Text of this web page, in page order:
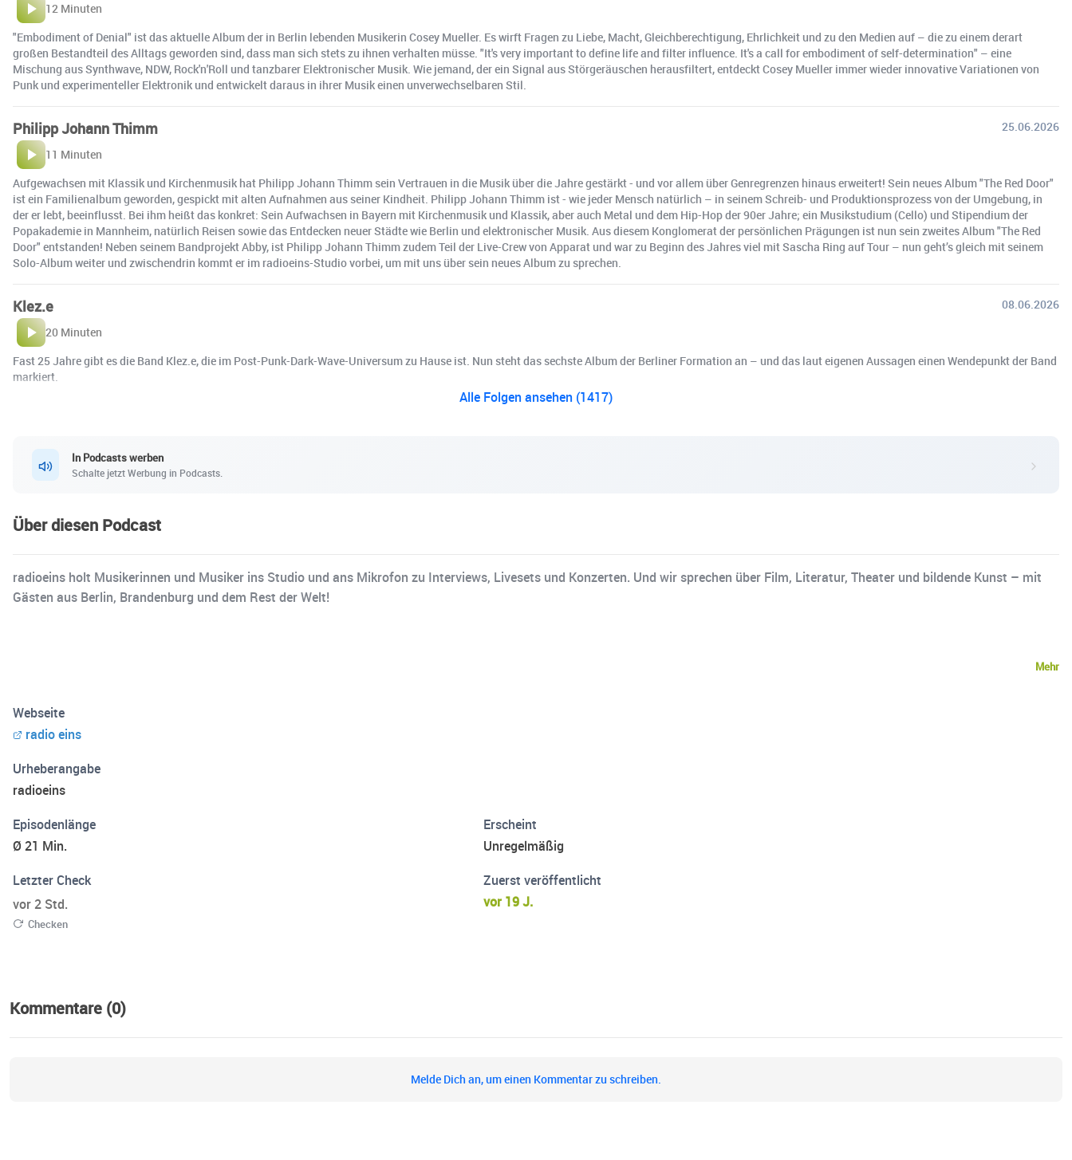
12 Minuten
"Embodiment of Denial" ist das aktuelle Album der in Berlin lebenden Musikerin Cosey Mueller. Es wirft Fragen zu Liebe, Macht, Gleichberechtigung, Ehrlichkeit und zu den Medien auf – die zu einem derart
großen Bestandteil des Alltags geworden sind, dass man sich stets zu ihnen verhalten müsse. "It's very important to define life and filter influence. It's a call for embodiment of self-determination" – eine
Mischung aus Synthwave, NDW, Rock'n'Roll und tanzbarer Elektronischer Musik. Wie jemand, der ein Signal aus Störgeräuschen herausfiltert, entdeckt Cosey Mueller immer wieder innovative Variationen von
Punk und experimenteller Elektronik und entwickelt daraus in ihrer Musik einen unverwechselbaren Stil.
Philipp Johann Thimm
25.06.2026
11 Minuten
Aufgewachsen mit Klassik und Kirchenmusik hat Philipp Johann Thimm sein Vertrauen in die Musik über die Jahre gestärkt - und vor allem über Genregrenzen hinaus erweitert! Sein neues Album "The Red Door"
ist ein Familienalbum geworden, gespickt mit alten Aufnahmen aus seiner Kindheit. Philipp Johann Thimm ist - wie jeder Mensch natürlich – in seinem Schreib- und Produktionsprozess von der Umgebung, in
der er lebt, beeinflusst. Bei ihm heißt das konkret: Sein Aufwachsen in Bayern mit Kirchenmusik und Klassik, aber auch Metal und dem Hip-Hop der 90er Jahre; ein Musikstudium (Cello) und Stipendium der
Popakademie in Mannheim, natürlich Reisen sowie das Entdecken neuer Städte wie Berlin und elektronischer Musik. Aus diesem Konglomerat der persönlichen Prägungen ist nun sein zweites Album "The Red
Door" entstanden! Neben seinem Bandprojekt Abby, ist Philipp Johann Thimm zudem Teil der Live-Crew von Apparat und war zu Beginn des Jahres viel mit Sascha Ring auf Tour – nun geht’s gleich mit seinem
Solo-Album weiter und zwischendrin kommt er im radioeins-Studio vorbei, um mit uns über sein neues Album zu sprechen.
Klez.e
08.06.2026
20 Minuten
Fast 25 Jahre gibt es die Band Klez.e, die im Post-Punk-Dark-Wave-Universum zu Hause ist. Nun steht das sechste Album der Berliner Formation an – und das laut eigenen Aussagen einen Wendepunkt der Band
markiert.
Alle Folgen ansehen (1417)
In Podcasts werben
Schalte jetzt Werbung in Podcasts.
Über diesen Podcast
radioeins holt Musikerinnen und Musiker ins Studio und ans Mikrofon zu Interviews, Livesets und Konzerten. Und wir sprechen über Film, Literatur, Theater und bildende Kunst – mit
Gästen aus Berlin, Brandenburg und dem Rest der Welt!
Mehr
Webseite
radio eins
Urheberangabe
radioeins
Episodenlänge
Ø 21 Min.
Erscheint
Unregelmäßig
Letzter Check
vor 2 Std.
Checken
Zuerst veröffentlicht
vor 19 J.
Kommentare (0)
Melde Dich an, um einen Kommentar zu schreiben.